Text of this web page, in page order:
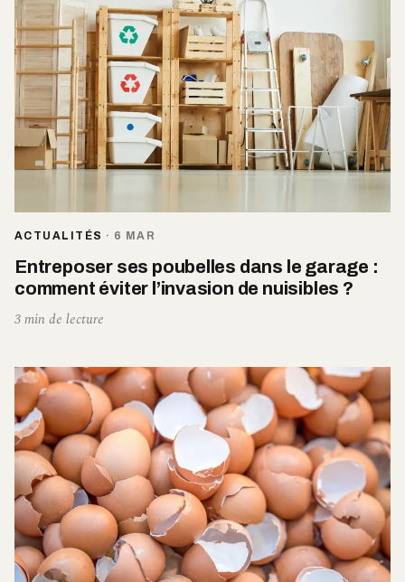
ACTUALITÉS · 6 MAR
Entreposer ses poubelles dans le garage :
comment éviter l’invasion de nuisibles ?
3 min de lecture